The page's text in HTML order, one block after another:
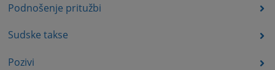
Podnošenje pritužbi
Sudske takse
Pozivi